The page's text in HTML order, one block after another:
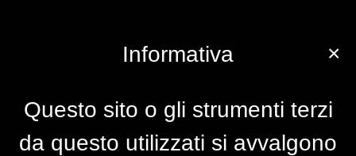
×
Informativa
Questo sito o gli strumenti terzi
da questo utilizzati si avvalgono